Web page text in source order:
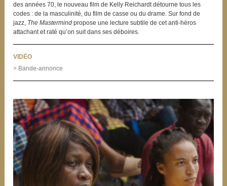
des années 70, le nouveau film de Kelly Reichardt détourne tous les
codes : de la masculinité, du film de casse ou du drame. Sur fond de
jazz,The Mastermindpropose une lecture subtile de cet anti-héros
attachant et raté qu’on suit dans ses déboires.
VIDÉO
> Bande-annonce